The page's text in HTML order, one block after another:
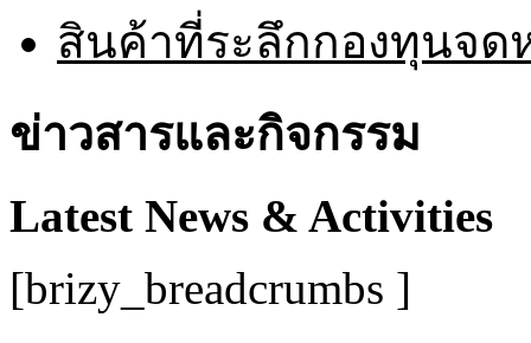
สินค้าที่ระลึกกองทุนจ
ข่าวสารและกิจกรรม
Latest News & Activities
[brizy_breadcrumbs ]